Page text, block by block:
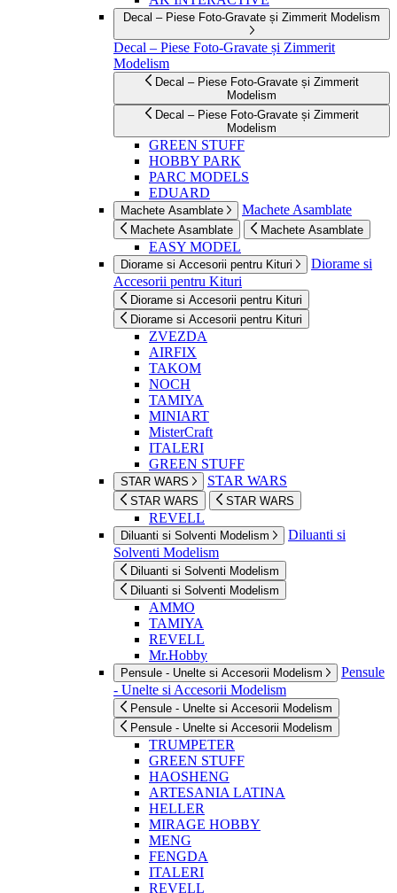
Decal – Piese Foto-Gravate și Zimmerit Modelism
Decal – Piese Foto-Gravate și Zimmerit
Modelism
Decal – Piese Foto-Gravate și Zimmerit
Modelism
Decal – Piese Foto-Gravate și Zimmerit
Modelism
GREEN STUFF
HOBBY PARK
PARC MODELS
EDUARD
Machete Asamblate Machete Asamblate
Machete Asamblate Machete Asamblate
EASY MODEL
Diorame si Accesorii pentru Kituri
Diorame si
Accesorii pentru Kituri
Diorame si Accesorii pentru Kituri
Diorame si Accesorii pentru Kituri
ZVEZDA
AIRFIX
TAKOM
NOCH
TAMIYA
MINIART
MisterCraft
ITALERI
GREEN STUFF
STAR WARS STAR WARS
STAR WARS STAR WARS
REVELL
Diluanti si Solventi Modelism
Diluanti si
Solventi Modelism
Diluanti si Solventi Modelism
Diluanti si Solventi Modelism
AMMO
TAMIYA
REVELL
Mr.Hobby
Pensule - Unelte si Accesorii Modelism
Pensule
- Unelte si Accesorii Modelism
Pensule - Unelte si Accesorii Modelism
Pensule - Unelte si Accesorii Modelism
TRUMPETER
GREEN STUFF
HAOSHENG
ARTESANIA LATINA
HELLER
MIRAGE HOBBY
MENG
FENGDA
ITALERI
REVELL